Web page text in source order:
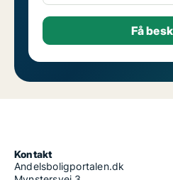
Kontakt
Andelsboligportalen.dk